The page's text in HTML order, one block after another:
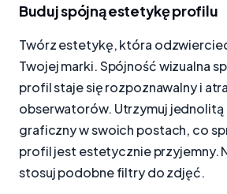
Buduj spójną estetykę profilu
Twórz estetykę, która
Twojej marki. Spójność wizualna
profil staje się rozpoznawalny i
obserwatorów. Utrzymuj
graficzny w swoich postach, co
profil jest estetycznie przyjemny.
stosuj podobne filtry do zdjęć.